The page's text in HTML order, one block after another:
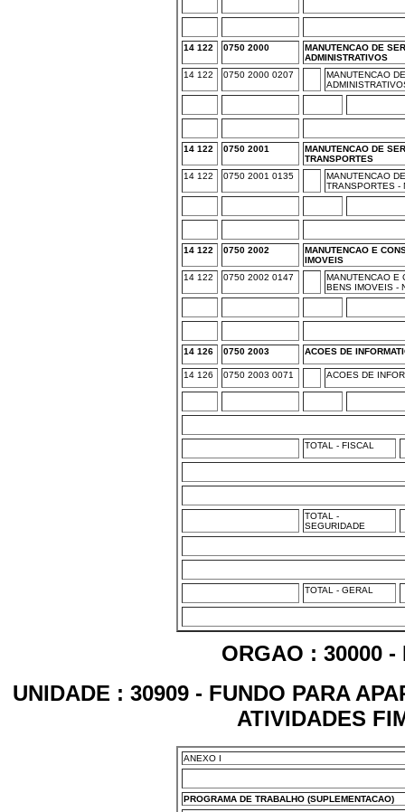
14 122 0750 2000
MANUTENCAO DE
ADMINISTRATIVOS
14 122
0750 2000 0207
MANUTENCAO
14 122 0750 2001
MANUTENCAO DE
TRANSPORTES
14 122
0750 2001 0135
MANUTENCAO
TRANSPORTES -
14 122 0750 2002
MANUTENCAO E
IMOVEIS
14 122
0750 2002 0147
MANUTENCAO E
BENS IMOVEIS -
14 126 0750 2003 ACOES DE
14 126 0750 2003 0071 ACOES DE
TOTAL - FISCAL
TOTAL -
SEGURIDADE
TOTAL - GERAL
ORGAO : 30000 -
UNIDADE : 30909 - FUNDO PARA
ATIVIDADES
ANEXO I
PROGRAMA DE TRABALHO (SUPLEMENTACAO)